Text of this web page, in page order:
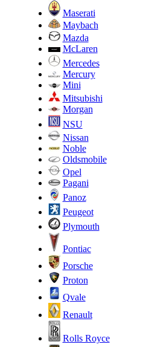
Maserati
Maybach
Mazda
McLaren
Mercedes
Mercury
Mini
Mitsubishi
Morgan
NSU
Nissan
Noble
Oldsmobile
Opel
Pagani
Panoz
Peugeot
Plymouth
Pontiac
Porsche
Proton
Qvale
Renault
Rolls Royce